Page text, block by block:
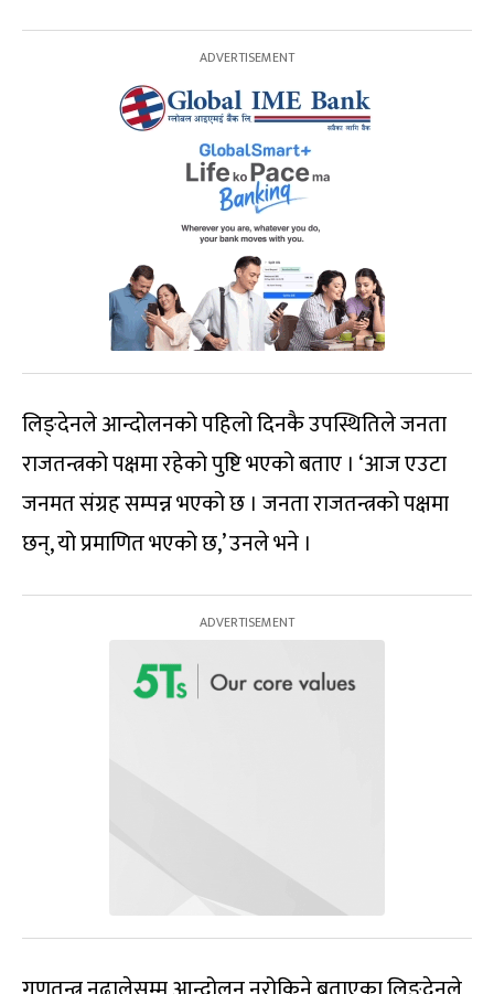
लिङ्देनले आन्दोलनको पहिलो दिनकै उपस्थितिले जनता
राजतन्त्रको पक्षमा रहेको पुष्टि भएको बताए । ‘आज एउटा
जनमत संग्रह सम्पन्न भएको छ । जनता राजतन्त्रको पक्षमा
छन्, यो प्रमाणित भएको छ,’ उनले भने ।